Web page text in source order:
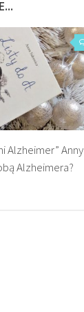
Alzheimer” Anny
Alzheimera?